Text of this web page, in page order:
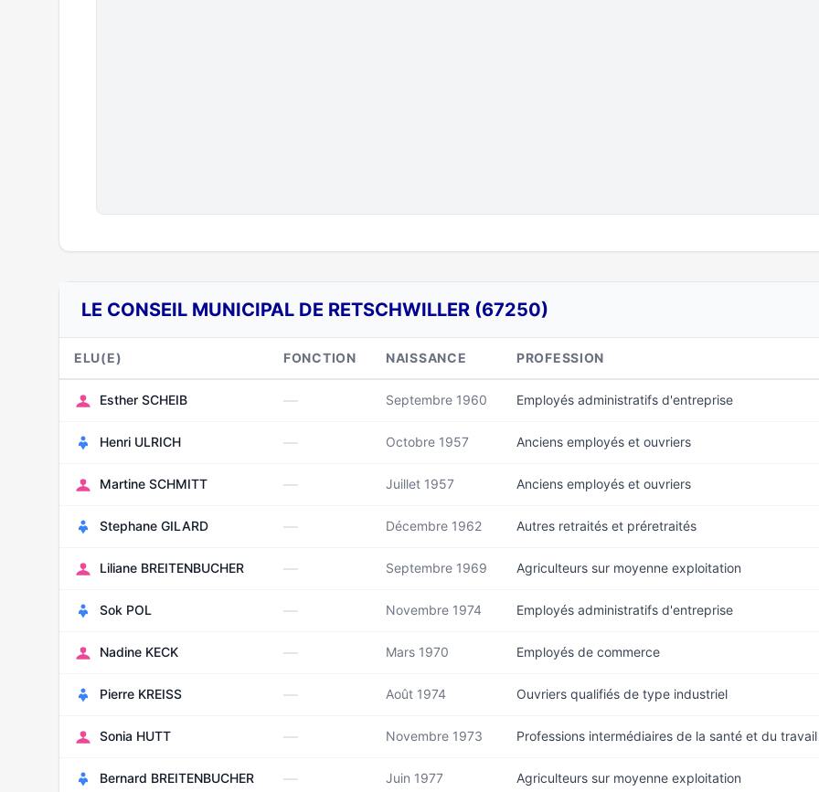
LE CONSEIL MUNICIPAL DE RETSCHWILLER (67250)
ELU(E) FONCTION NAISSANCE PROFESSION
Esther SCHEIB — Septembre 1960 Employés administratifs d'entreprise
Henri ULRICH — Octobre 1957 Anciens employés et ouvriers
Martine SCHMITT — Juillet 1957 Anciens employés et ouvriers
Stephane GILARD — Décembre 1962 Autres retraités et préretraités
Liliane BREITENBUCHER — Septembre 1969 Agriculteurs sur moyenne exploitation
Sok POL — Novembre 1974 Employés administratifs d'entreprise
Nadine KECK — Mars 1970 Employés de commerce
Pierre KREISS — Août 1974 Ouvriers qualifiés de type industriel
Sonia HUTT — Novembre 1973 Professions intermédiaires de la santé et du
Bernard BREITENBUCHER — Juin 1977 Agriculteurs sur moyenne exploitation